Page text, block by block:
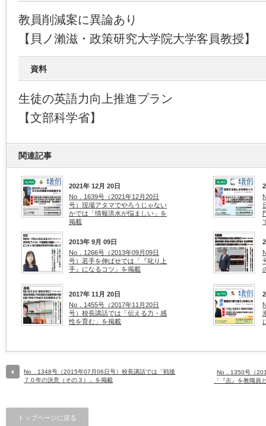
教員削減案に異論あり
【貝ノ瀨滋・政策研究大学院大学客員教授】
資料
生徒の英語力向上推進プラン
【文部科学省】
関連記事
2021年 12月 20日
No．1639号（2021年12月20日
号）現場アタマでやろうじゃない
かでは「情報洪水が悩ましい」を
掲載
2013年 9月 09日
No．1266号（2013年09月09日
号）若手を伸ばせでは「『叱り上
手』になるコツ」を掲載
2017年 11月 20日
No．1455号（2017年11月20日
号）校長講話では「伝える力・感
性を育む」を掲載
No．1348号（2015年07月06日号）校長講話では「戦後
７０年の決意（その３）」を掲載
No．1350号（
「『志』を教職員
トップページに戻る